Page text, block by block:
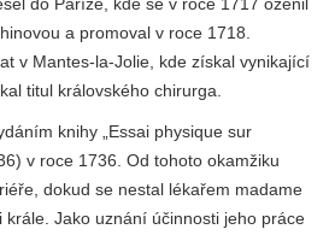
a promoval v roce 1718.
v Mantes-la-Jolie, kde získal vynikající
titul královského chirurga.
knihy „Essai physique sur
v roce 1736. Od tohoto okamžiku
dokud se nestal lékařem madame
krále. Jako uznání účinnosti jeho práce